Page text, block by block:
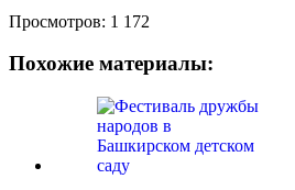
Просмотров: 1 172
Похожие материалы: